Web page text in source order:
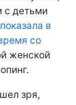
с детьми
в
со
женской
зря,